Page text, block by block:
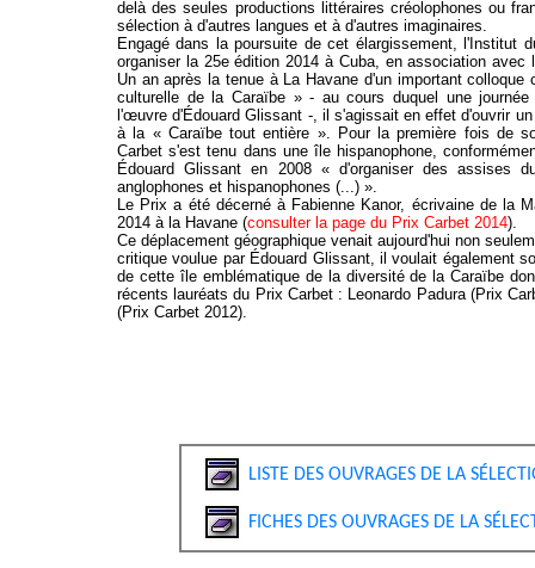
delà des seules productions littéraires créolophones ou
sélection à d'autres langues et à d'autres imaginaires.
Engagé dans la poursuite de cet élargissement, l'Institut
organiser la 25e édition 2014 à Cuba, en association avec
Un an après la tenue à La Havane d'un important colloque
culturelle de la Caraïbe » - au cours duquel une
l'œuvre d'Édouard Glissant -, il s'agissait en effet d'ouvrir
à la « Caraïbe tout entière ». Pour la première fois de
Carbet s'est tenu dans une île hispanophone,
Édouard Glissant en 2008 « d'organiser des assises
anglophones et hispanophones (...) ».
Le Prix a été décerné à Fabienne Kanor, écrivaine de la
2014 à la Havane (consulter la page du Prix Carbet 2014).
Ce déplacement géographique venait aujourd'hui non
critique voulue par Édouard Glissant, il voulait également
de cette île emblématique de la diversité de la Caraïbe
récents lauréats du Prix Carbet : Leonardo Padura (Prix
(Prix Carbet 2012).
LISTE DES OUVRAGES DE LA
FICHES DES OUVRAGES DE LA